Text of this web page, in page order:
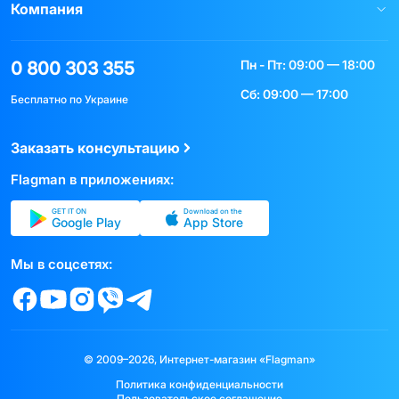
Компания
0 800 303 355
Бесплатно по Украине
Пн - Пт: 09:00 — 18:00
Сб: 09:00 — 17:00
Заказать консультацию
Flagman в приложениях:
GET IT ON
Google Play
Download on the
App Store
Мы в соцсетях:
© 2009–2026, Интернет-магазин «Flagman»
Политика конфиденциальности